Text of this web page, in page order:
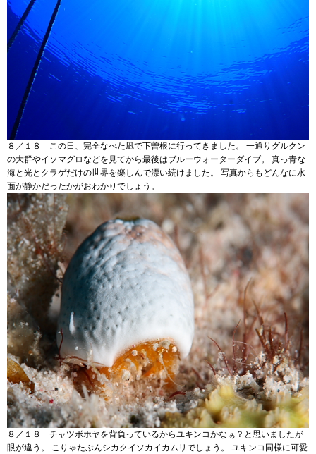
８／１８ この日、完全なべた凪で下曽根に行ってきました。 一通りグルクン
の大群やイソマグロなどを見てから最後はブルーウォーターダイブ。 真っ青な
海と光とクラゲだけの世界を楽しんで漂い続けました。 写真からもどんなに水
面が静かだったかがおわかりでしょう。
８／１８ チャツボホヤを背負っているからユキンコかなぁ？と思いましたが
眼が違う。 こりゃたぶんシカクイソカイカムリでしょう。 ユキンコ同様に可愛